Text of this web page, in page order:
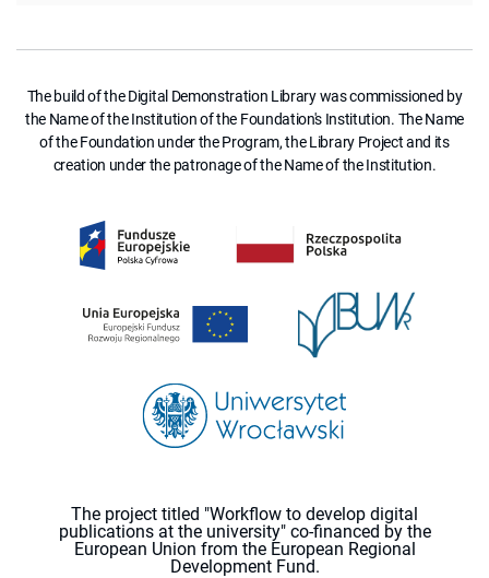
The build of the Digital Demonstration Library was commissioned by
the Name of the Institution of the Foundation's Institution. The Name
of the Foundation under the Program, the Library Project and its
creation under the patronage of the Name of the Institution.
The project titled "Workflow to develop digital
publications at the university" co-financed by the
European Union from the European Regional
Development Fund.